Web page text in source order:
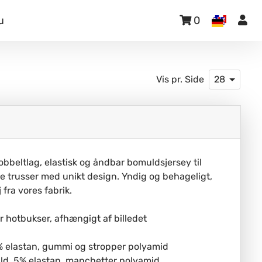
0
Vis pr. Side 28
elastisk og åndbar bomuldsjersey til
trusser med unikt design. Yndig og behageligt,
vores fabrik.
hotbukser, afhængigt af billedet
elastan, gummi og stropper polyamid